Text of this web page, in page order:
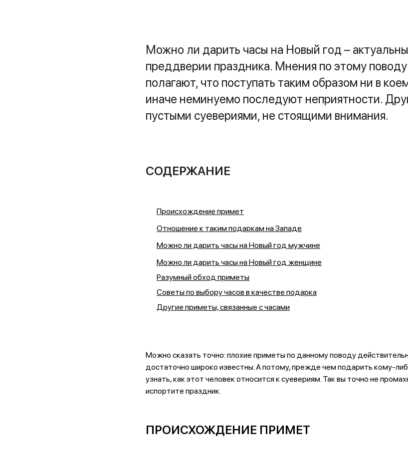
Можно ли дарить часы на Новый год –
преддверии праздника. Мнения по этому
полагают, что поступать таким образом ни в
иначе неминуемо последуют неприятности.
пустыми суевериями, не стоящими внимания.
СОДЕРЖАНИЕ
Происхождение примет
Отношение к таким подаркам на Западе
Можно ли дарить часы на Новый год мужчине
Можно ли дарить часы на Новый год женщине
Разумный обход приметы
Советы по выбору часов в качестве подарка
Другие приметы, связанные с часами
Можно сказать точно: плохие приметы по данному поводу
достаточно широко известны. А потому, прежде чем подарить кому-
узнать, как этот человек относится к суевериям. Так вы точно не
испортите праздник.
ПРОИСХОЖДЕНИЕ ПРИМЕТ